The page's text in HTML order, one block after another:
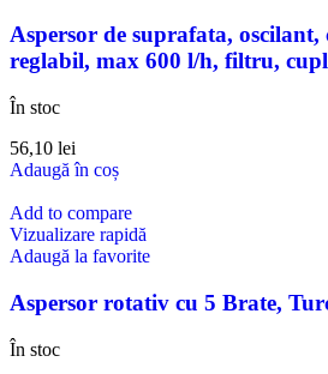
Aspersor de suprafata, oscilant,
reglabil, max 600 l/h, filtru,
În stoc
56,10 lei
Adaugă în coș
Add to compare
Vizualizare rapidă
Adaugă la favorite
Aspersor rotativ cu 5 Brate,
În stoc